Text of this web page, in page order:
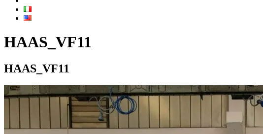
HAAS_VF11
HAAS_VF11